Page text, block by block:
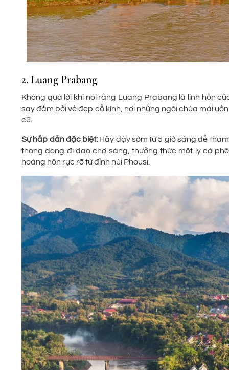
2. Luang Prabang
Không quá lời khi nói rằng Luang Prabang là linh hồn
say đắm bởi vẻ đẹp cổ kính, nơi những ngôi chùa mái
cũ.
Sự hấp dẫn đặc biệt: Hãy dậy sớm từ 5 giờ sáng để
thong dong đi dạo chợ sáng, thưởng thức một ly cà
hoàng hôn rực rỡ từ đỉnh núi Phousi.